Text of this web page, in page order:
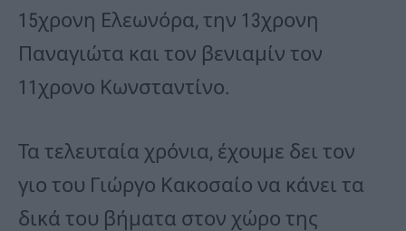
15χρονη Ελεωνόρα, την 13χρονη
Παναγιώτα και τον βενιαμίν τον
11χρονο Κωνσταντίνο.
Τα τελευταία χρόνια, έχουμε δει τον
γιο του Γιώργο Κακοσαίο να κάνει τα
δικά του βήματα στον χώρο της